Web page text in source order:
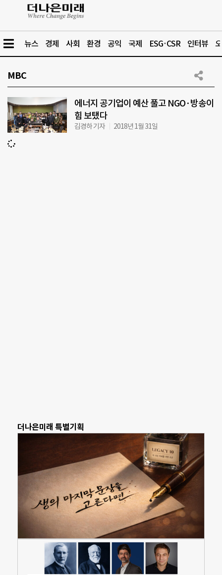
뉴스 경제 사회 환경 공익 국제 ESG·CSR 인터뷰
MBC
에너지 공기업이 예산 풀고 NGO·방송이
힘 보탰다
김경하 기자 2018년 1월 31일
더나은미래 특별기획